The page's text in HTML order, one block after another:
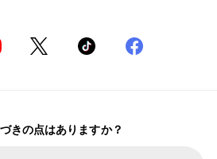
きの点はありますか？